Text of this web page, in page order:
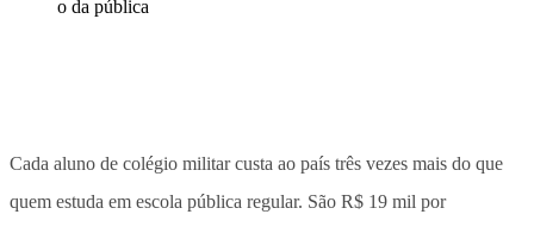
Cada aluno de colégio militar custa ao país três vezes mais do que
quem estuda em escola pública regular. São R$ 19 mil por